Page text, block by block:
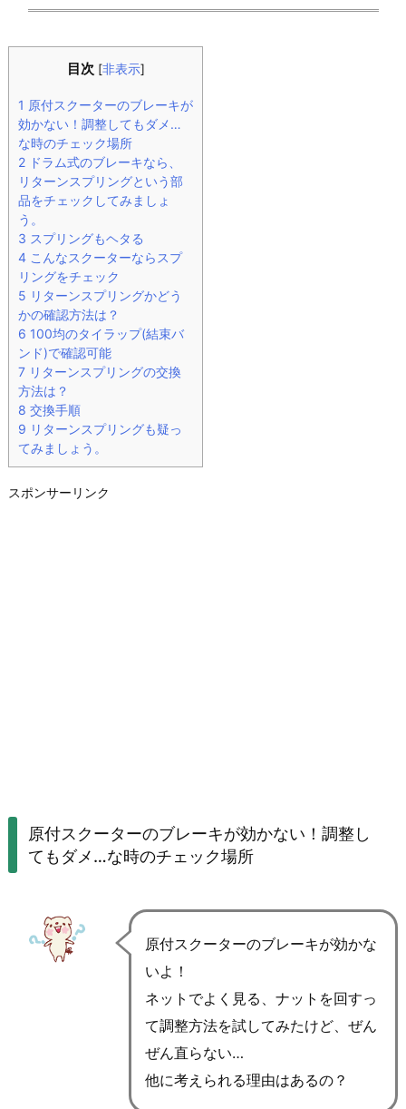
目次 [非表示]
1 原付スクーターのブレーキが
効かない！調整してもダメ…
な時のチェック場所
2 ドラム式のブレーキなら、
リターンスプリングという部
品をチェックしてみましょ
う。
3 スプリングもヘタる
4 こんなスクーターならスプ
リングをチェック
5 リターンスプリングかどう
かの確認方法は？
6 100均のタイラップ(結束バ
ンド)で確認可能
7 リターンスプリングの交換
方法は？
8 交換手順
9 リターンスプリングも疑っ
てみましょう。
スポンサーリンク
原付スクーターのブレーキが効かない！調整し
てもダメ…な時のチェック場所
原付スクーターのブレーキが効かな
いよ！
ネットでよく見る、ナットを回すっ
て調整方法を試してみたけど、ぜん
ぜん直らない…
他に考えられる理由はあるの？